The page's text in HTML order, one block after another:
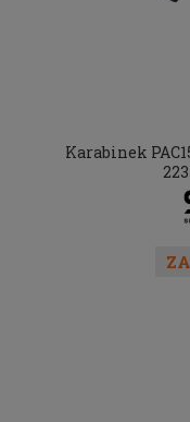
Karabinek